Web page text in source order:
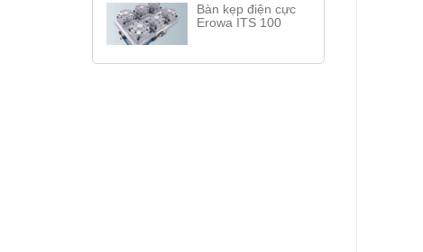
Bàn kẹp điện cực
Erowa ITS 100